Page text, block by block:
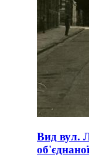
Вид вул.